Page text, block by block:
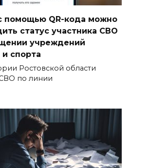
помощью QR-кода можно
статус участника СВО
учреждений
спорта
Ростовской области
по линии